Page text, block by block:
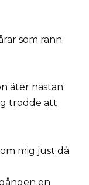
som rann
äter nästan
trodde att
mig just då.
en